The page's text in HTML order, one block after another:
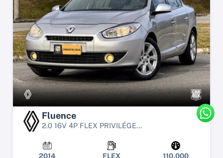
Fluence
2.0 16V 4P FLEX PRIVILÉGE...
2014 FLEX 110.000